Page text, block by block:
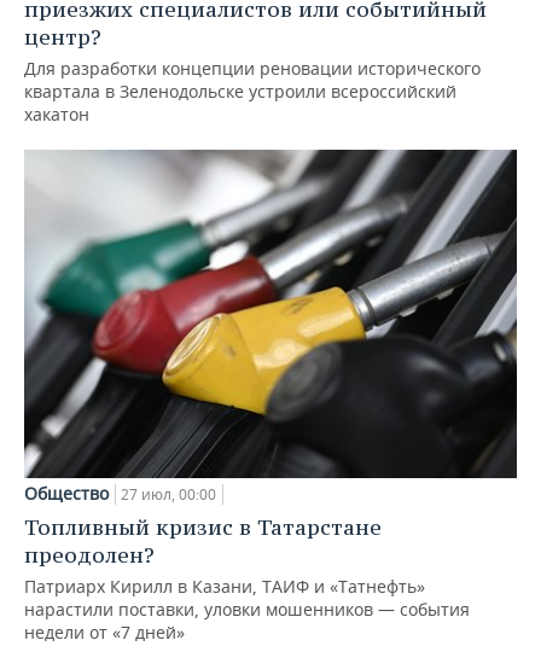
приезжих специалистов или событийный
центр?
Для разработки концепции реновации исторического
квартала в Зеленодольске устроили всероссийский
хакатон
Общество 27 июл, 00:00
Топливный кризис в Татарстане
преодолен?
Патриарх Кирилл в Казани, ТАИФ и «Татнефть»
нарастили поставки, уловки мошенников — события
недели от «7 дней»